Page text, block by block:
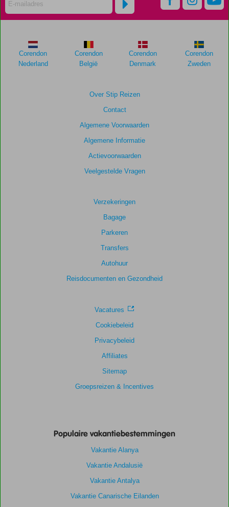
niet
weergegeven
om
de
8,6
Kamers
8,3
Over Stip Reizen
Contact
Algemene Voorwaarden
Algemene Informatie
Actievoorwaarden
Veelgestelde Vragen
Verzekeringen
Bagage
Parkeren
Transfers
Autohuur
Reisdocumenten en Gezondheid
Vacatures
Cookiebeleid
Privacybeleid
Affiliates
Sitemap
Groepsreizen & Incentives
Corendon
Nederland
Corendon
België
Corendon
Denmark
Corendon
Zweden
Populaire vakantiebestemmingen
Vakantie Alanya
Vakantie Andalusië
Vakantie Antalya
Vakantie Canarische Eilanden